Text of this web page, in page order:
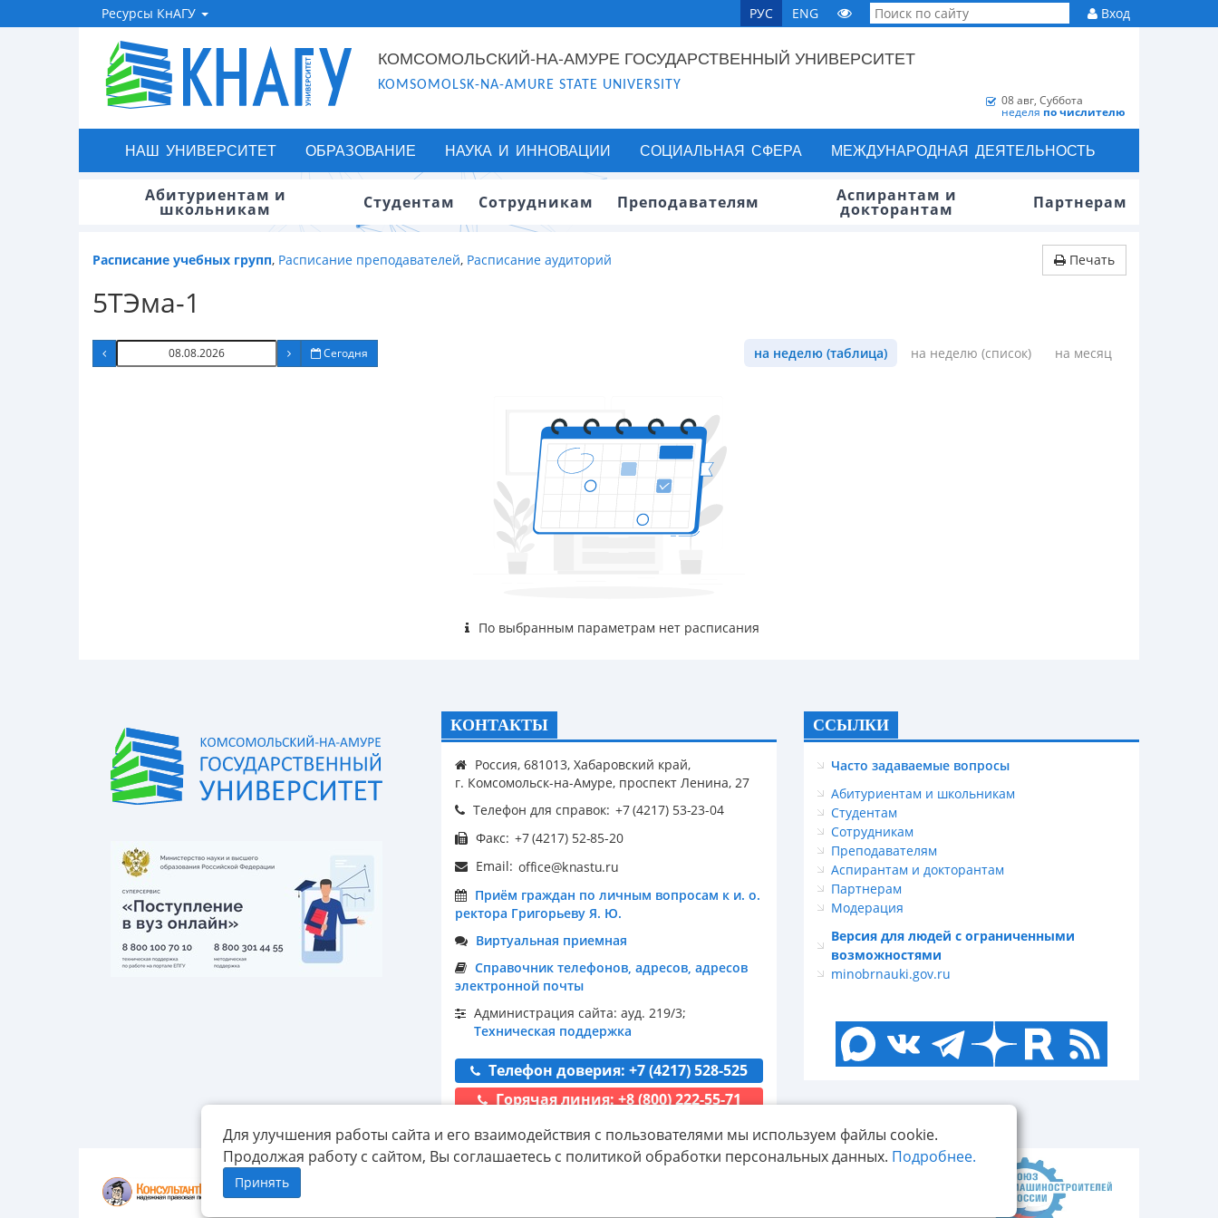
Ресурсы КнАГУ РУС ENG Вход
КОМСОМОЛЬСКИЙ-НА-АМУРЕ ГОСУДАРСТВЕННЫЙ УНИВЕРСИТЕТ
KOMSOMOLSK-NA-AMURE STATE UNIVERSITY
08 авг, Суббота
неделя по числителю
НАШ УНИВЕРСИТЕТ ОБРАЗОВАНИЕ НАУКА И ИННОВАЦИИ СОЦИАЛЬНАЯ СФЕРА МЕЖДУНАРОДНАЯ ДЕЯТЕЛЬНОСТЬ
Абитуриентам и
школьникам Студентам Сотрудникам Преподавателям Аспирантам и
докторантам Партнерам
Расписание учебных групп, Расписание преподавателей, Расписание аудиторий Печать
5ТЭма-1
Сегодня на неделю (таблица) на неделю (список) на месяц
По выбранным параметрам нет расписания
Для улучшения работы сайта и его взаимодействия с пользователями мы используем файлы cookie.
Продолжая работу с сайтом, Вы соглашаетесь с политикой обработки персональных данных. Подробнее.
Принять
КОНТАКТЫ
Россия, 681013, Хабаровский край,
г. Комсомольск-на-Амуре, проспект Ленина, 27
Телефон для справок:
Факс:
Email:
Приём граждан по личным вопросам к и. о.
ректора Григорьеву Я. Ю.
Виртуальная приемная
Справочник телефонов, адресов, адресов
электронной почты
Администрация сайта: ауд. 219/3;
Техническая поддержка
Телефон доверия: +7 (4217) 528-525
Горячая линия: +8 (800) 222-55-71
ССЫЛКИ
Часто задаваемые вопросы
Абитуриентам и школьникам
Студентам
Сотрудникам
Преподавателям
Аспирантам и докторантам
Партнерам
Модерация
Версия для людей с ограниченными
возможностями
minobrnauki.gov.ru